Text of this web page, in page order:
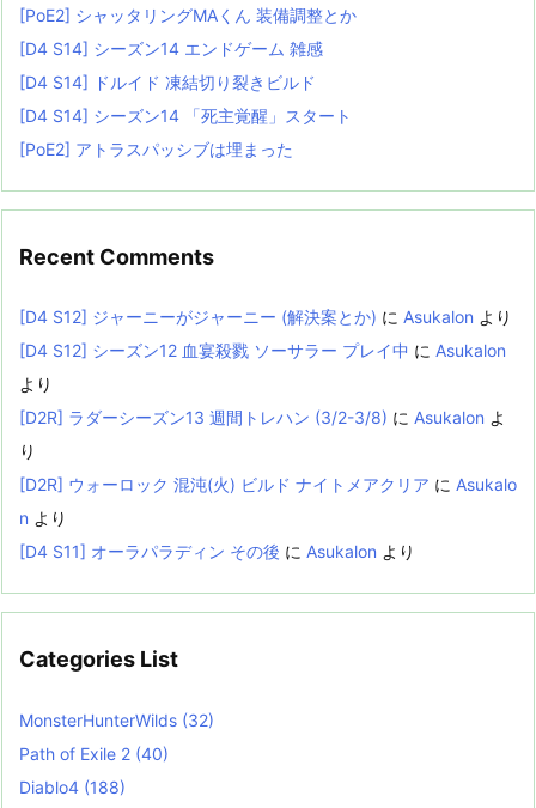
[PoE2] シャッタリングMAくん 装備調整とか
[D4 S14] シーズン14 エンドゲーム 雑感
[D4 S14] ドルイド 凍結切り裂きビルド
[D4 S14] シーズン14 「死主覚醒」スタート
[PoE2] アトラスパッシブは埋まった
Recent Comments
[D4 S12] ジャーニーがジャーニー (解決案とか) に Asukalon より
[D4 S12] シーズン12 血宴殺戮 ソーサラー プレイ中 に Asukalon
より
[D2R] ラダーシーズン13 週間トレハン (3/2-3/8) に Asukalon よ
り
[D2R] ウォーロック 混沌(火) ビルド ナイトメアクリア に Asukalo
n より
[D4 S11] オーラパラディン その後 に Asukalon より
Categories List
MonsterHunterWilds (32)
Path of Exile 2 (40)
Diablo4 (188)